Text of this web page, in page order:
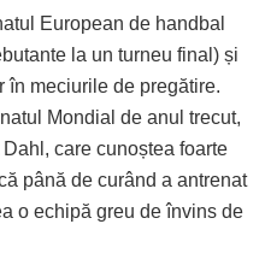
European de handbal
la un turneu final) și
în meciurile de pregătire.
Mondial de anul trecut,
care cunoștea foarte
până de curând a antrenat
o echipă greu de învins de